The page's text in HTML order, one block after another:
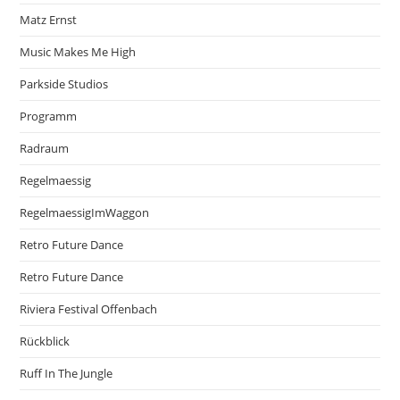
Matz Ernst
Music Makes Me High
Parkside Studios
Programm
Radraum
Regelmaessig
RegelmaessigImWaggon
Retro Future Dance
Retro Future Dance
Riviera Festival Offenbach
Rückblick
Ruff In The Jungle